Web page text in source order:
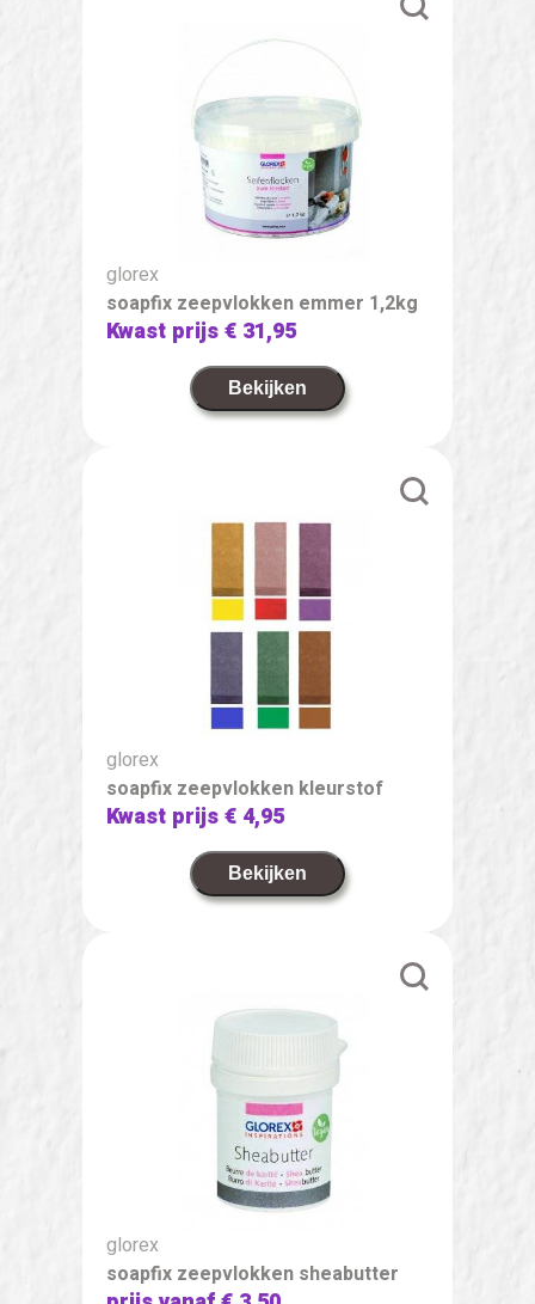
glorex
soapfix zeepvlokken emmer 1,2kg
Kwast prijs€ 31,95
Bekijken
glorex
soapfix zeepvlokken kleurstof
Kwast prijs€ 4,95
Bekijken
glorex
soapfix zeepvlokken sheabutter